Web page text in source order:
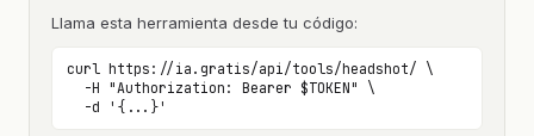
Llama esta herramienta desde tu código:
curl https://ia.gratis/api/tools/headshot/ \
  -H "Authorization: Bearer $TOKEN" \
  -d '{...}'